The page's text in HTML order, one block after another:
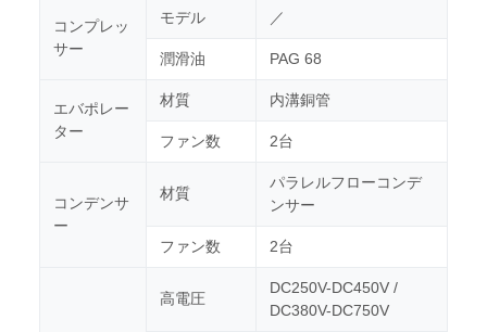
コンプレッ
サー
モデル ／
潤滑油 PAG 68
エバポレー
ター
材質 内溝銅管
ファン数 2台
コンデンサ
ー
材質
パラレルフローコンデ
ンサー
ファン数 2台
高電圧
DC250V-DC450V /
DC380V-DC750V